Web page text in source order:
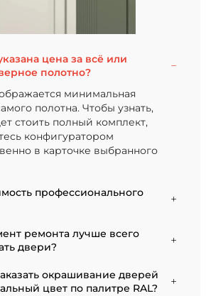
цена за всё или
полотно?
минимальная
полотна. Чтобы узнать,
стоить полный комплект,
конфигуратором
в карточке выбранного
профессионального
зависит от типа отделки
проема. Минимальная
стандартной двери с
начинается от 5000
ремонта лучше всего
двери?
приступать к монтажу после
напольное покрытие. В
окрашивание дверей
цвет по палитре RAL?